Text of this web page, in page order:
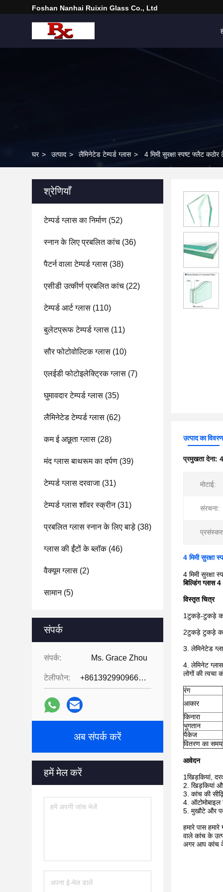
Foshan Nanhai Ruixin Glass Co., Ltd
घर > उत्पाद > लैमिनेटेड टेम्पर्ड ग्लास > 4 मिमी सुरक्षा स्पष्ट फ्लैट
श्रेणियाँ
टेम्पर्ड ग्लास का निर्माण (52)
स्नान के लिए प्रबलित कांच (36)
पैटर्न वाला टेम्पर्ड ग्लास (38)
एसीडी उत्कीर्ण प्रबलित कांच (22)
टेम्पर्ड आर्ट ग्लास (110)
बुलेटप्रूफ टेम्पर्ड ग्लास (11)
सौर फोटोवोल्टिक ग्लास (10)
एलईडी फोटोइलेक्ट्रिक ग्लास (7)
घुमावदार टेम्पर्ड ग्लास (35)
लैमिनेटेड टेम्पर्ड ग्लास (62)
कम ई अछूता ग्लास (28)
मंद ग्लास बाथरूम का दर्पण (39)
टेम्पर्ड ग्लास दरवाजा (31)
टेम्पर्ड ग्लास शॉवर स्क्रीन(31)
प्रबलित ग्लास स्नान के लिए बाड़े (38)
ग्लास की ईंटों के ब्लॉक(46)
वैक्यूम ग्लास (2)
सामान(5)
संपर्क
संपर्क: Ms. Grace Zhou
टेलीफोन: +8613929909663--13690711186
अब संपर्क करें
हमें मेल करें
उत्पाद का विवरण
प्रमुखता देना:
मोटाई:
संरचना:
4 मिमी सुरक्षा
4 मिमी सुरक्षा
बिल्डिंग ग्लास
विस्तृत चित्र
1टुकड़े-टुकड़े
2टुकड़े टुकड़े का
3. लेमिनेटेड
4. लेमिनेट
लोगों की त्वचा
रंग
आकार
किनारा
भुगतान
पैकेज
वितरण का समय
आवेदन
1खिड़कियां,
2. खिड़कियां
3. कांच की
4. ऑटोमोबाइल
5. मुखौटे और
हमारे पास
वाले कांच के
अगर आप कांच के